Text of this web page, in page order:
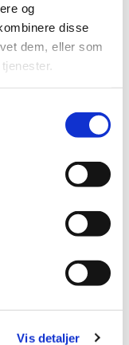
og
disse
dem, eller som
Vis detaljer
Brøndby